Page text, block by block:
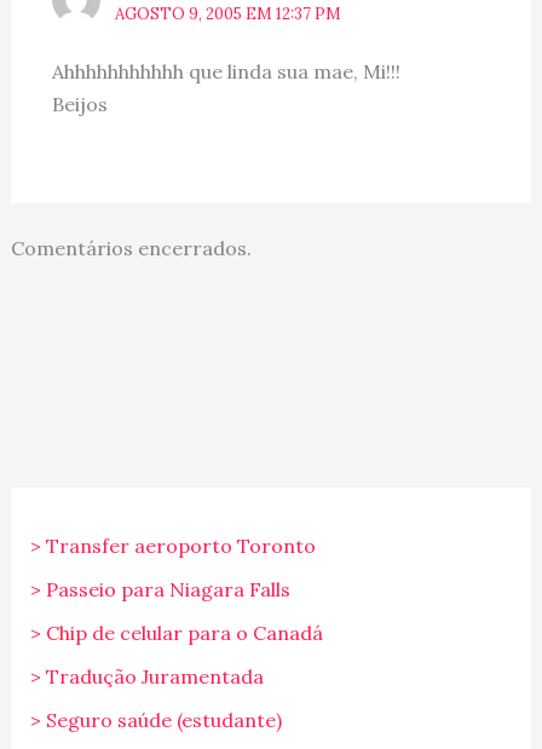
AGOSTO 9, 2005 EM 12:37 PM
Ahhhhhhhhhhh que linda sua mae, Mi!!!
Beijos
Comentários encerrados.
> Transfer aeroporto Toronto
> Passeio para Niagara Falls
> Chip de celular para o Canadá
> Tradução Juramentada
> Seguro saúde (estudante)